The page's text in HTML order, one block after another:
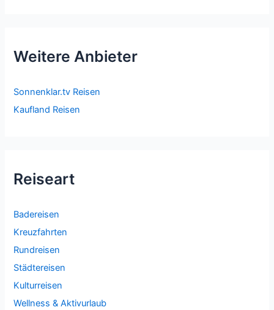
Weitere Anbieter
Sonnenklar.tv Reisen
Kaufland Reisen
Reiseart
Badereisen
Kreuzfahrten
Rundreisen
Städtereisen
Kulturreisen
Wellness & Aktivurlaub